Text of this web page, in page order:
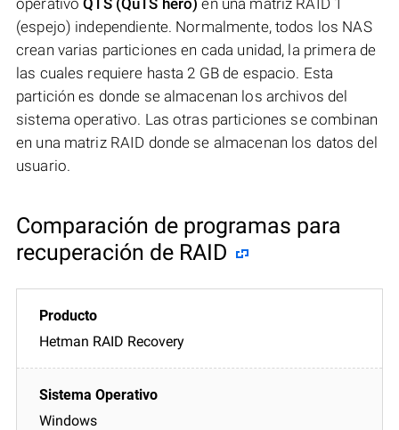
(espejo) independiente. Normalmente, todos los NAS
crean varias particiones en cada unidad, la primera de
las cuales requiere hasta 2 GB de espacio. Esta
partición es donde se almacenan los archivos del
sistema operativo. Las otras particiones se combinan
en una matriz RAID donde se almacenan los datos del
usuario.
Comparación de programas para
recuperación de RAID
Hetman RAID Recovery
Windows